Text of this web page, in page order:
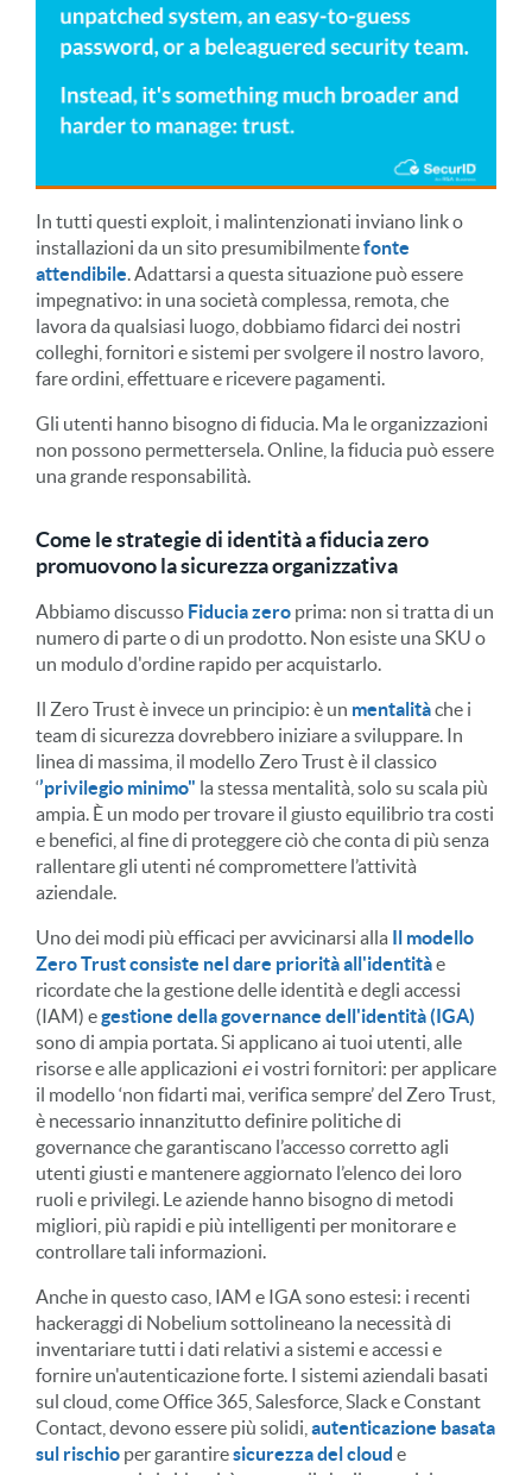
In tutti questi exploit, i malintenzionati inviano link o
installazioni da un sito presumibilmentefonte
attendibile. Adattarsi a questa situazione può essere
impegnativo: in una società complessa, remota, che
lavora da qualsiasi luogo, dobbiamo fidarci dei nostri
colleghi, fornitori e sistemi per svolgere il nostro lavoro,
fare ordini, effettuare e ricevere pagamenti.
Gli utenti hanno bisogno di fiducia. Ma le organizzazioni
non possono permettersela. Online, la fiducia può essere
una grande responsabilità.
Come le strategie di identità a fiducia zero
promuovono la sicurezza organizzativa
Abbiamo discusso Fiducia zero prima: non si tratta di un
numero di parte o di un prodotto. Non esiste una SKU o
un modulo d'ordine rapido per acquistarlo.
Il Zero Trust è invece un principio: è un mentalitàche i
team di sicurezza dovrebbero iniziare a sviluppare. In
linea di massima, il modello Zero Trust è il classico
‘’privilegio minimo" la stessa mentalità, solo su scala più
ampia. È un modo per trovare il giusto equilibrio tra costi
e benefici, al fine di proteggere ciò che conta di più senza
rallentare gli utenti né compromettere l’attività
aziendale.
Uno dei modi più efficaci per avvicinarsi alla Il modello
Zero Trust consiste nel dare priorità all'identitàe
ricordate che la gestione delle identità e degli accessi
(IAM) egestione della governance dell'identità (IGA)
sono di ampia portata. Si applicano ai tuoi utenti, alle
risorse e alle applicazioni ei vostri fornitori: per applicare
il modello ‘non fidarti mai, verifica sempre’ del Zero Trust,
è necessario innanzitutto definire politiche di
governance che garantiscano l’accesso corretto agli
utenti giusti e mantenere aggiornato l’elenco dei loro
ruoli e privilegi. Le aziende hanno bisogno di metodi
migliori, più rapidi e più intelligenti per monitorare e
controllare tali informazioni.
Anche in questo caso, IAM e IGA sono estesi: i recenti
hackeraggi di Nobelium sottolineano la necessità di
inventariare tutti i dati relativi a sistemi e accessi e
fornire un'autenticazione forte. I sistemi aziendali basati
sul cloud, come Office 365, Salesforce, Slack e Constant
Contact, devono essere più solidi, autenticazione basata
sul rischio per garantiresicurezza del cloud e